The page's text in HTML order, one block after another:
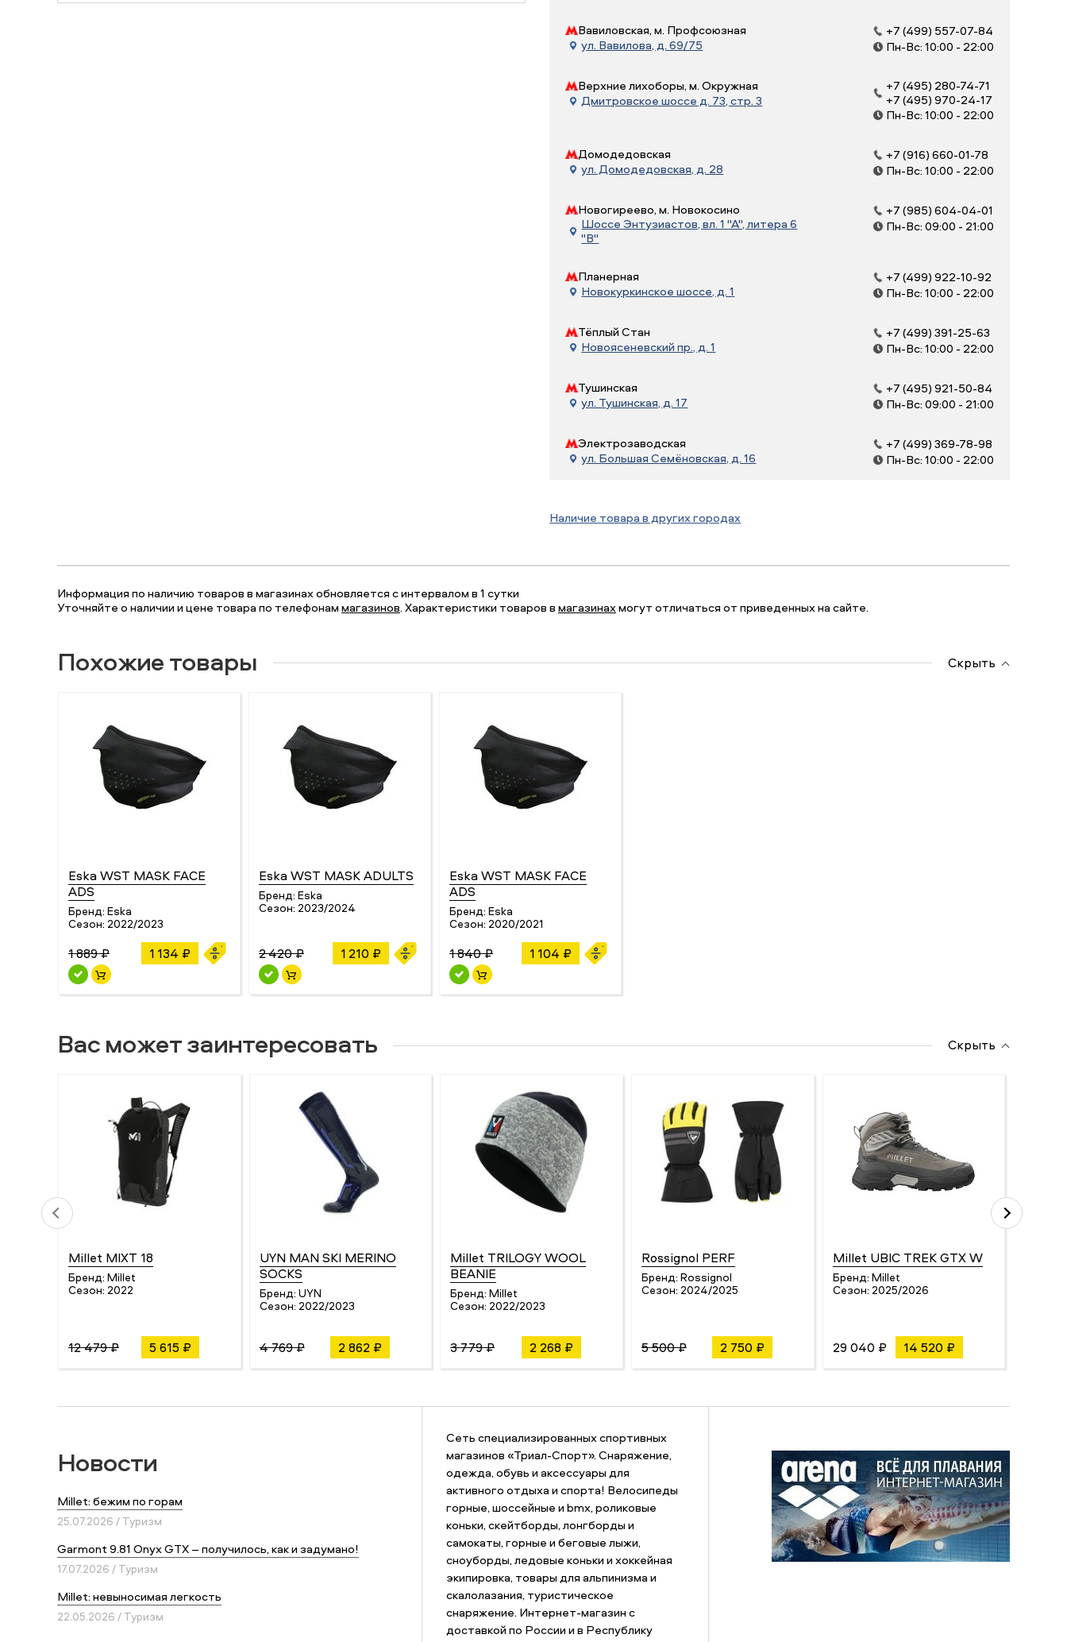
Вавиловская, м. Профсоюзная
ул. Вавилова, д. 69/75
+7 (499) 557-07-84
Пн-Вс: 10:00 - 22:00
Верхние лихоборы, м. Окружная
Дмитровское шоссе д. 73, стр. 3
+7 (495) 280-74-71
+7 (495) 970-24-17
Пн-Вс: 10:00 - 22:00
Домодедовская
ул. Домодедовская, д. 28
+7 (916) 660-01-78
Пн-Вс: 10:00 - 22:00
Новогиреево, м. Новокосино
Шоссе Энтузиастов, вл. 1 "А", литера 6
"В"
+7 (985) 604-04-01
Пн-Вс: 09:00 - 21:00
Планерная
Новокуркинское шоссе, д. 1
+7 (499) 922-10-92
Пн-Вс: 10:00 - 22:00
Тёплый Стан
Новоясеневский пр., д. 1
+7 (499) 391-25-63
Пн-Вс: 10:00 - 22:00
Тушинская
ул. Тушинская, д. 17
+7 (495) 921-50-84
Пн-Вс: 09:00 - 21:00
Электрозаводская
ул. Большая Семёновская, д. 16
+7 (499) 369-78-98
Пн-Вс: 10:00 - 22:00
Наличие товара в других городах
Информация по наличию товаров в магазинах обновляется с интервалом в 1 сутки
Уточняйте о наличии и цене товара по телефонаммагазинов. Характеристики товаров вмагазинахмогут отличаться от приведенных на сайте.
Похожие товары Скрыть
Eska WST MASK FACE
ADS
Бренд: Eska
Сезон: 2022/2023
1 889 ₽ 1 134 ₽
Eska WST MASK ADULTS
Бренд: Eska
Сезон: 2023/2024
2 420 ₽ 1 210 ₽
Eska WST MASK FACE
ADS
Бренд: Eska
Сезон: 2020/2021
1 840 ₽ 1 104 ₽
Вас может заинтересовать Скрыть
Millet MIXT 18
Бренд: Millet
Сезон: 2022
12 479 ₽ 5 615 ₽
UYN MAN SKI MERINO
SOCKS
Бренд: UYN
Сезон: 2022/2023
4 769 ₽ 2 862 ₽
Millet TRILOGY WOOL
BEANIE
Бренд: Millet
Сезон: 2022/2023
3 779 ₽ 2 268 ₽
Rossignol PERF
Бренд: Rossignol
Сезон: 2024/2025
5 500 ₽ 2 750 ₽
Millet UBIC TREK GTX W
Бренд: Millet
Сезон: 2025/2026
29 040 ₽ 14 520 ₽
Новости
Millet: бежим по горам
25.07.2026 / Туризм
Garmont 9.81 Onyx GTX – получилось, как и задумано!
17.07.2026 / Туризм
Millet: невыносимая легкость
22.05.2026 / Туризм
Сеть специализированных спортивных
магазинов «Триал-Спорт». Снаряжение,
одежда, обувь и аксессуары для
активного отдыха и спорта! Велосипеды
горные, шоссейные и bmx, роликовые
коньки, скейтборды, лонгборды и
самокаты, горные и беговые лыжи,
сноуборды, ледовые коньки и хоккейная
экипировка, товары для альпинизма и
скалолазания, туристическое
снаряжение. Интернет-магазин с
доставкой по России и в Республику